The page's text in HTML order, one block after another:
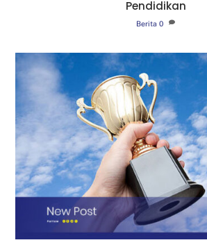
Pendidikan
Berita 0